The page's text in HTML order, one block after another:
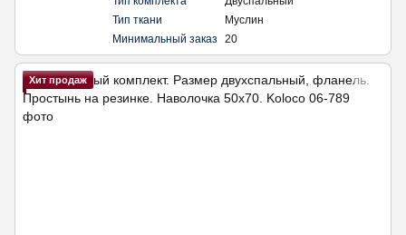
Тип ткани
Муслин
Минимальный заказ
20
Хит продаж